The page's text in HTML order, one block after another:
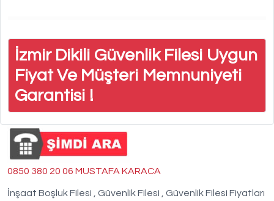
İzmir Dikili Güvenlik Filesi Uygun
Fiyat Ve Müşteri Memnuniyeti
Garantisi !
0850 380 20 06 MUSTAFA KARACA
İnşaat Boşluk Filesi , Güvenlik Filesi , Güvenlik Filesi Fiyatları